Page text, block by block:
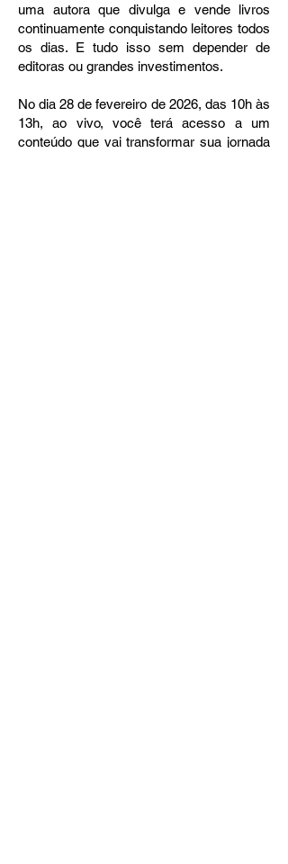
uma autora que divulga e vende livros
continuamente conquistando leitores todos
os dias. E tudo isso sem depender de
editoras ou grandes investimentos.
No dia 28 de fevereiro de 2026, das 10h às
13h, ao vivo, você terá acesso a um
conteúdo que vai transformar sua jornada